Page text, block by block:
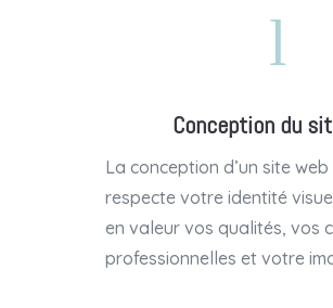
l
Conception du
La conception d’un site
respecte votre identité
en valeur vos qualités, vos
professionnelles et votre